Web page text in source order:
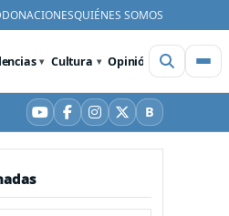
DONACIONESQUIÉNES SOMOS
Cultura Opinión Videos
YouTube
Facebook
Instagram
X BBluesky